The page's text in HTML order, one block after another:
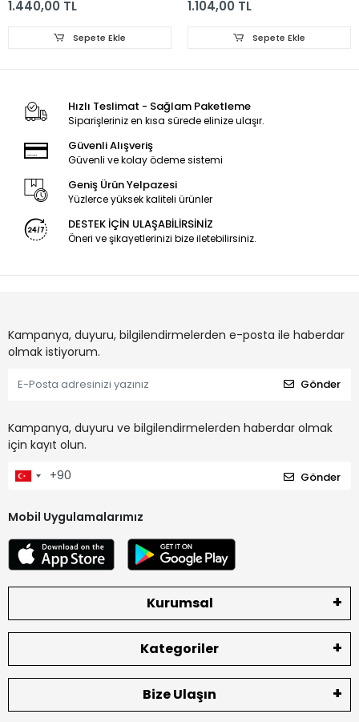
65PUS6753, LED BAR,
LB65047 V1_03,
TPT650UA-QVN06
1.440,00 TL
Sepete Ekle
PHILIPS, LB43014, GJ-
1.104,00 TL
Sepete Ekle
Hızlı Teslimat - Sağlam Paketleme
Siparişleriniz en kısa sürede elinize ulaşır.
Güvenli Alışveriş
Güvenli ve kolay ödeme sistemi
Geniş Ürün Yelpazesi
Yüzlerce yüksek kaliteli ürünler
DESTEK İÇİN ULAŞABİLİRSİNİZ
Öneri ve şikayetlerinizi bize iletebilirsiniz.
Kampanya, duyuru, bilgilendirmelerden e-posta ile haberdar
olmak istiyorum.
Gönder
Kampanya, duyuru ve bilgilendirmelerden haberdar olmak
için kayıt olun.
Gönder
Mobil Uygulamalarımız
Kurumsal
Kategoriler
Bize Ulaşın